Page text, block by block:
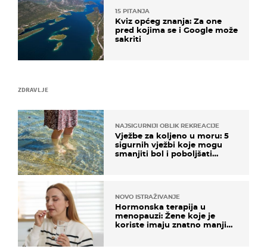
ZDRAVLJE
NAJSIGURNIJI OBLIK REKREACIJE
Vježbe za koljeno u moru: 5
sigurnih vježbi koje mogu
smanjiti bol i poboljšati
NOVO ISTRAŽIVANJE
Hormonska terapija u
menopauzi: Žene koje je
koriste imaju znatno manji
15 PITANJA
Kviz općeg znanja: Za one
pred kojima se i Google može
sakriti